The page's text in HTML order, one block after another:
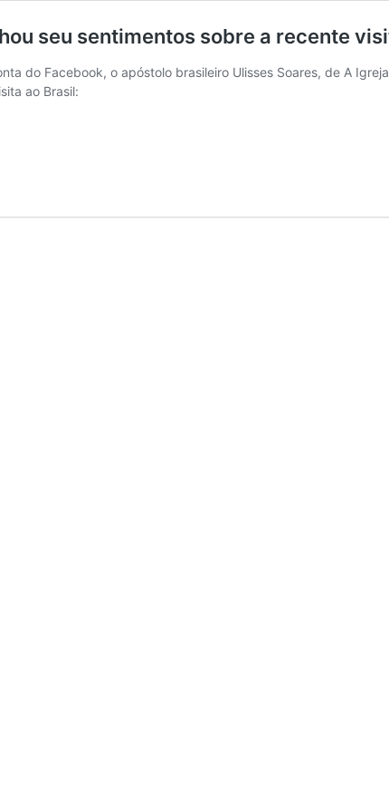
seu sentimentos sobre a recente
do Facebook, o apóstolo brasileiro Ulisses Soares, de A
ao Brasil: